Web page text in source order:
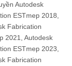
Autodesk
ESTmep 2018,
Fabrication
2021, Autodesk
ESTmep 2023,
Fabrication